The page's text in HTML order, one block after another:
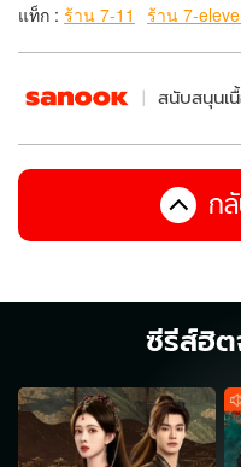
แท็ก : ร้าน 7-11 ร้าน 7-
สนับสนุนเ
ก
ซีรีส์ฮิต